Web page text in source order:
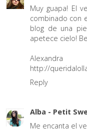
Muy guapa! El
combinado con
blog de una
apetece cielo!
Alexandra
http://
Reply
Alba - Petit
Me encanta el